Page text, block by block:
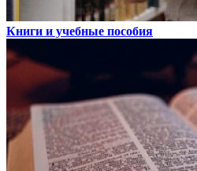
Книги и учебные пособия